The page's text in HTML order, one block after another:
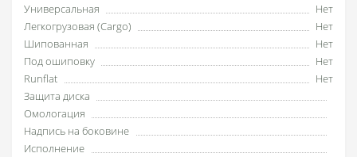
Универсальная
Нет
Легкогрузовая (Cargo)
Нет
Шипованная
Нет
Под ошиповку
Нет
Runflat
Нет
Защита диска
Омологация
Надпись на боковине
Исполнение